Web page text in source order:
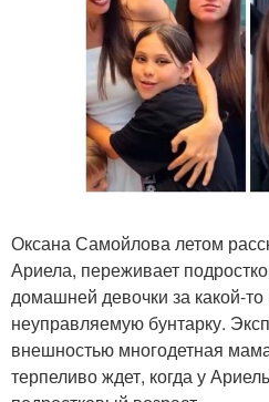
Оксана Самойлова летом
Ариела, переживает
домашней девочки за какой-то
неуправляемую бунтарку.
внешностью многодетная
терпеливо ждет, когда у